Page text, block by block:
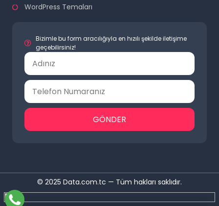
WordPress Temaları
Bizimle bu form aracılığıyla en hızılı şekilde iletişime
geçebilirsiniz!
GÖNDER
© 2025 Data.com.tc — Tüm hakları saklıdır.